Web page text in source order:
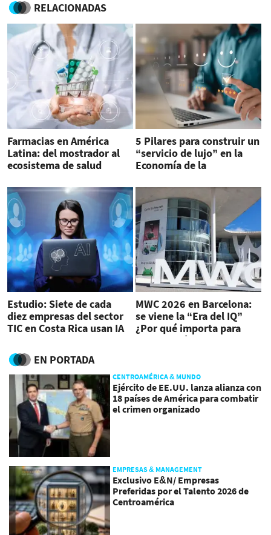
RELACIONADAS
Farmacias en América
Latina: del mostrador al
ecosistema de salud
5 Pilares para construir un
“servicio de lujo” en la
Economía de la
Estudio: Siete de cada
diez empresas del sector
TIC en Costa Rica usan IA
procesos
MWC 2026 en Barcelona:
se viene la “Era del IQ”
¿Por qué importa para
Centroamérica?
EN PORTADA
CENTROAMÉRICA & MUNDO
Ejército de EE.UU. lanza alianza con
18 países de América para combatir
el crimen organizado
EMPRESAS & MANAGEMENT
Exclusivo E&N/ Empresas
Preferidas por el Talento 2026 de
Centroamérica